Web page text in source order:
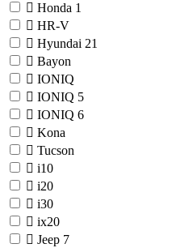
Honda 1
HR-V
Hyundai 21
Bayon
IONIQ
IONIQ 5
IONIQ 6
Kona
Tucson
i10
i20
i30
ix20
Jeep 7